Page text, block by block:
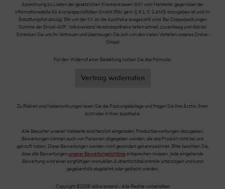
Abrechnung zu Lasten der gesetzlichen Krankenkassen (KK) vom Hersteller gegenüber der
Informationsstelle für Arzneispezialitäten GmbH (IFA) gem. § III 1, S. 2 AMG anzugeben ist und im
Erstattungsfall abzügl. 5% von der KK an die Apotheke ausgezahlt wird. Bei Doppelpackungen
Summe der Einzel-AVP. Volksversand Versandapotheke liefert schnell, zuverlässig und diskret.
Schenken Sie uns Ihr Vertrauen und überzeugen Sie sich von den vielen Vorteilen unseres Online-
Shops!
Für den Widerruf einer Bestellung nutzen Sie das Formular:
Vertrag widerrufen
Zu Risiken und Nebenwirkungen lesen Sie die Packungsbeilage und fragen Sie Ihre Ärztin, Ihren
Arzt oder in Ihrer Apotheke.
Alle Besucher unserer Webseite sind herzlich eingeladen, Produktbewertungen abzugeben.
Bewertungen können auch von Personen abgegeben werden, die das Produkt nicht bei uns
gekauft haben. Diese Bewertungen werden nicht gesondert gekennzeichnet. Bitte beachten Sie,
dass alle Bewertungen unserer Bewertungsrichtlinie entsprechen müssen. Jede eingehende
Bewertung wird einer sorgfältigen manuellen Authentizitätskontrolle unterzogen und kann
gegebenfalls abgelehnt oder gelöscht werden.
Copyright ©2026 Volksversand - Alle Rechte vorbehalten